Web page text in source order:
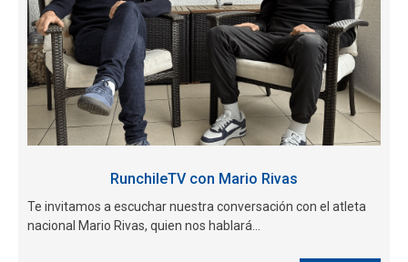
RunchileTV con Mario Rivas
Te invitamos a escuchar nuestra conversación con el atleta
nacional Mario Rivas, quien nos hablará...